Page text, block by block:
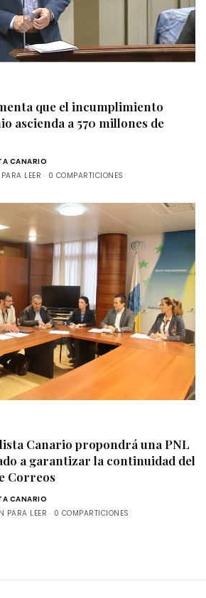
que el incumplimiento
ascienda a 570 millones de
CANARIO
LEER 0 COMPARTICIONES
Canario propondrá una PNL
a garantizar la continuidad del
Correos
CANARIO
PARA LEER 0 COMPARTICIONES